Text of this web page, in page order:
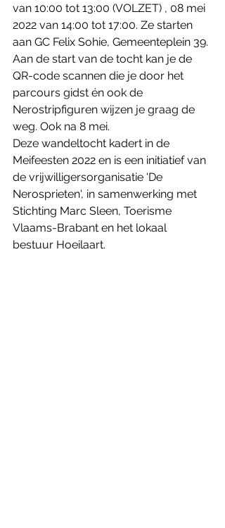
van 10:00 tot 13:00 (VOLZET) , 08 mei
2022 van 14:00 tot 17:00. Ze starten
aan GC Felix Sohie, Gemeenteplein 39.
Aan de start van de tocht kan je de
QR-code scannen die je door het
parcours gidst én ook de
Nerostripfiguren wijzen je graag de
weg. Ook na 8 mei.
Deze wandeltocht kadert in de
Meifeesten 2022 en is een initiatief van
de vrijwilligersorganisatie 'De
Nerosprieten', in samenwerking met
Stichting Marc Sleen, Toerisme
Vlaams-Brabant en het lokaal
bestuur Hoeilaart.